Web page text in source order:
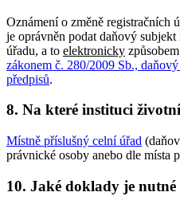
Oznámení o změně registračních
je oprávněn podat daňový
úřadu, a to elektronicky
zákonem č. 280/2009 Sb.,
předpisů.
8. Na které instituci
Místně příslušný celní úřad
právnické osoby anebo dle místa
10. Jaké doklady je nutné